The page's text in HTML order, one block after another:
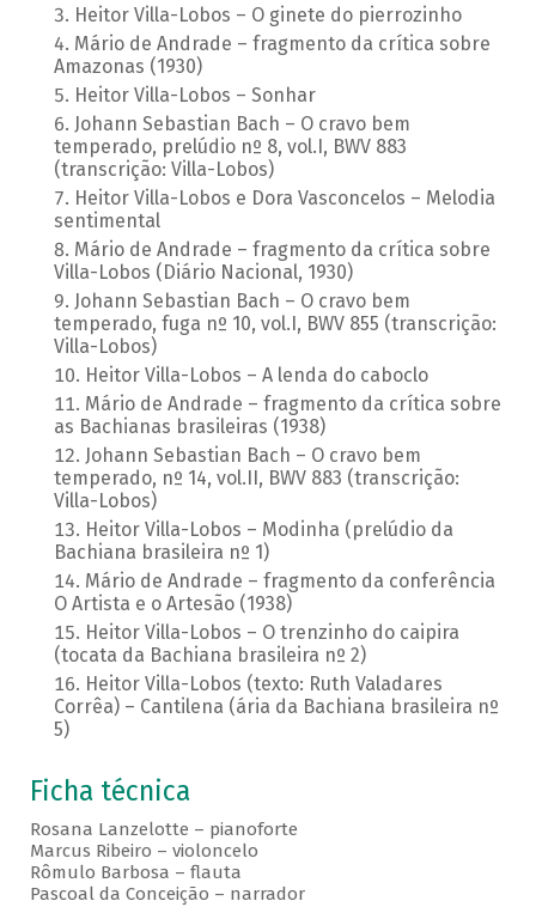
Heitor Villa-Lobos – O ginete do pierrozinho
Mário de Andrade – fragmento da crítica sobre
Amazonas (1930)
Heitor Villa-Lobos – Sonhar
Johann Sebastian Bach – O cravo bem
temperado, prelúdio nº 8, vol.I, BWV 883
(transcrição: Villa-Lobos)
Heitor Villa-Lobos e Dora Vasconcelos – Melodia
sentimental
Mário de Andrade – fragmento da crítica sobre
Villa-Lobos (Diário Nacional, 1930)
Johann Sebastian Bach – O cravo bem
temperado, fuga nº 10, vol.I, BWV 855 (transcrição:
Villa-Lobos)
Heitor Villa-Lobos – A lenda do caboclo
Mário de Andrade – fragmento da crítica sobre
as Bachianas brasileiras (1938)
Johann Sebastian Bach – O cravo bem
temperado, nº 14, vol.II, BWV 883 (transcrição:
Villa-Lobos)
Heitor Villa-Lobos – Modinha (prelúdio da
Bachiana brasileira nº 1)
Mário de Andrade – fragmento da conferência
O Artista e o Artesão (1938)
Heitor Villa-Lobos – O trenzinho do caipira
(tocata da Bachiana brasileira nº 2)
Heitor Villa-Lobos (texto: Ruth Valadares
Corrêa) – Cantilena (ária da Bachiana brasileira nº
5)
Ficha técnica
Rosana Lanzelotte – pianoforte
Marcus Ribeiro – violoncelo
Rômulo Barbosa – flauta
Pascoal da Conceição – narrador